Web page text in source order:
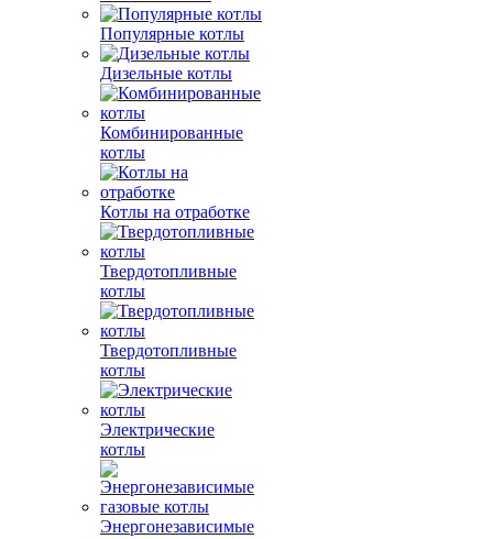
Популярные котлы
Дизельные котлы
Комбинированные
котлы
Котлы на отработке
Твердотопливные
котлы
Твердотопливные
котлы
Электрические
котлы
Энергонезависимые